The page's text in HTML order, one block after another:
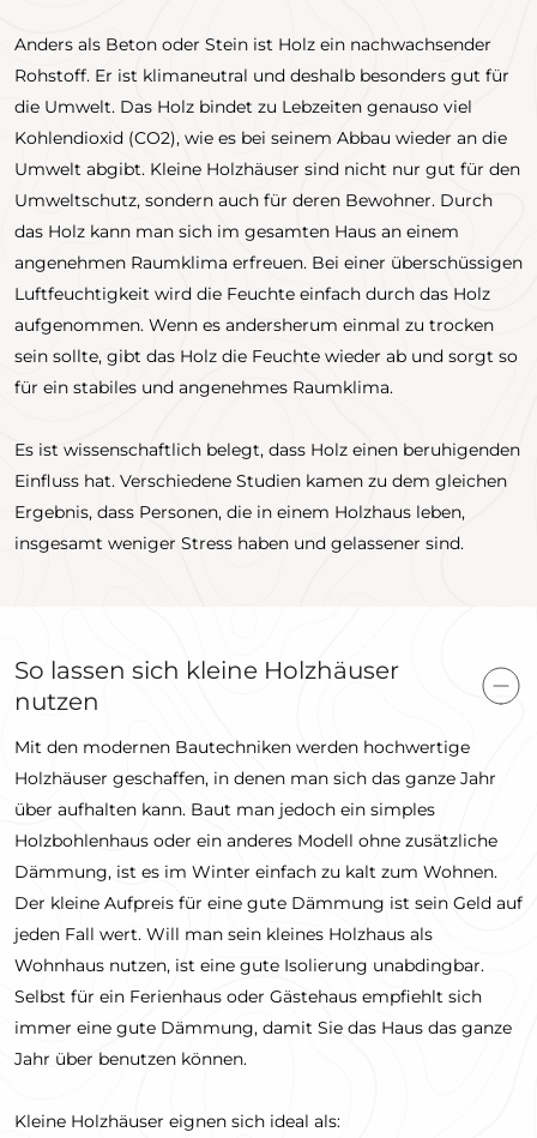
Anders als Beton oder Stein ist Holz ein nachwachsender
Rohstoff. Er ist klimaneutral und deshalb besonders gut für
die Umwelt. Das Holz bindet zu Lebzeiten genauso viel
Kohlendioxid (CO2), wie es bei seinem Abbau wieder an die
Umwelt abgibt. Kleine Holzhäuser sind nicht nur gut für den
Umweltschutz, sondern auch für deren Bewohner. Durch
das Holz kann man sich im gesamten Haus an einem
angenehmen Raumklima erfreuen. Bei einer überschüssigen
Luftfeuchtigkeit wird die Feuchte einfach durch das Holz
aufgenommen. Wenn es andersherum einmal zu trocken
sein sollte, gibt das Holz die Feuchte wieder ab und sorgt so
für ein stabiles und angenehmes Raumklima.
Es ist wissenschaftlich belegt, dass Holz einen beruhigenden
Einfluss hat. Verschiedene Studien kamen zu dem gleichen
Ergebnis, dass Personen, die in einem Holzhaus leben,
insgesamt weniger Stress haben und gelassener sind.
So lassen sich kleine Holzhäuser
nutzen
Mit den modernen Bautechniken werden hochwertige
Holzhäuser geschaffen, in denen man sich das ganze Jahr
über aufhalten kann. Baut man jedoch ein simples
Holzbohlenhaus oder ein anderes Modell ohne zusätzliche
Dämmung, ist es im Winter einfach zu kalt zum Wohnen.
Der kleine Aufpreis für eine gute Dämmung ist sein Geld auf
jeden Fall wert. Will man sein kleines Holzhaus als
Wohnhaus nutzen, ist eine gute Isolierung unabdingbar.
Selbst für ein Ferienhaus oder Gästehaus empfiehlt sich
immer eine gute Dämmung, damit Sie das Haus das ganze
Jahr über benutzen können.
Kleine Holzhäuser eignen sich ideal als: